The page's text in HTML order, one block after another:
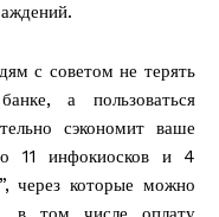
с советом не терять
а пользоваться
сэкономит ваше
11 инфокиосков и 4
через которые можно